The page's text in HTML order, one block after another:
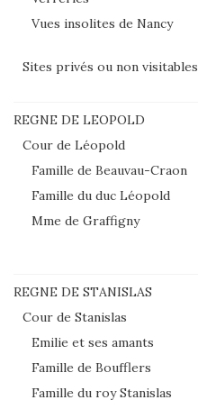
Vues insolites de Nancy
Sites privés ou non visitables
REGNE DE LEOPOLD
Cour de Léopold
Famille de Beauvau-Craon
Famille du duc Léopold
Mme de Graffigny
REGNE DE STANISLAS
Cour de Stanislas
Emilie et ses amants
Famille de Boufflers
Famille du roy Stanislas